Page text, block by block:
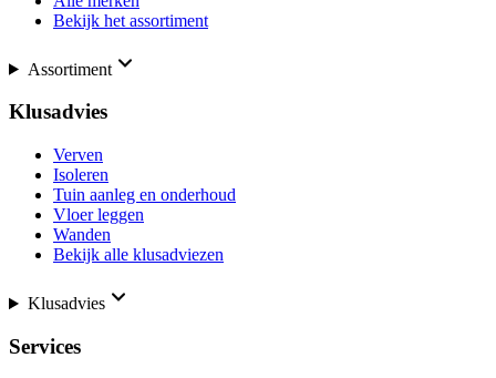
Bekijk het assortiment
Assortiment
Klusadvies
Verven
Isoleren
Tuin aanleg en onderhoud
Vloer leggen
Wanden
Bekijk alle klusadviezen
Klusadvies
Services